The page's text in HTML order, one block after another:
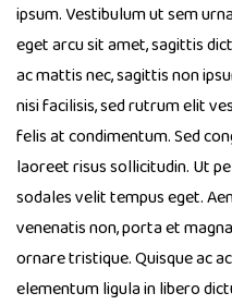
ipsum. Vestibulum ut sem
eget arcu sit amet, sagittis
ac mattis nec, sagittis non
nisi facilisis, sed rutrum elit
felis at condimentum. Sed
laoreet risus sollicitudin. Ut
sodales velit tempus eget.
venenatis non, porta et
ornare tristique. Quisque ac
elementum ligula in libero